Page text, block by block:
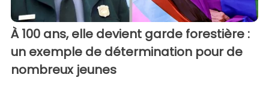
À 100 ans, elle devient garde forestière :
un exemple de détermination pour de
nombreux jeunes